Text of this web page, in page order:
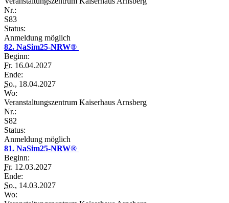
Nr.:
S83
Status:
Anmeldung möglich
82. NaSim25-NRW®
Beginn:
Fr. 16.04.2027
Ende:
So., 18.04.2027
Wo:
Veranstaltungszentrum Kaiserhaus Arnsberg
Nr.:
S82
Status:
Anmeldung möglich
81. NaSim25-NRW®
Beginn:
Fr. 12.03.2027
Ende:
So., 14.03.2027
Wo: